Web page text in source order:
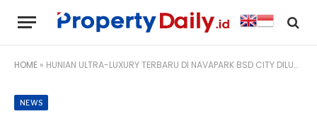
HOME » HUNIAN ULTRA-LUXURY TERBARU DI NAVAPARK BSD CITY DILUNCURKAN
NEWS